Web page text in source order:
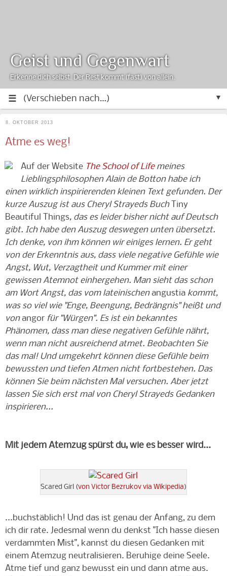
▼
Geist und Gegenwart
Erkenne dich selbst. Der Rest kommt (fast) von allein.
8. OKTOBER 2013
Atme es weg!
Auf der Website The School of Lifemeines
Lieblingsphilosophen Alain de Botton habe ich
einen wirklich inspirierenden kleinen Text gefunden. Der
kurze Auszug ist aus Cheryl Strayeds Buch
Tiny
Beautiful Things, das es leider bisher nicht auf Deutsch
gibt. Ich habe den Auszug deswegen unten übersetzt.
Ich denke, von ihm können wir einiges lernen. Er geht
von der Erkenntnis aus, dass viele negative Gefühle wie
Angst, Wut, Verzagtheit und Kummer mit einer
gewissen Atemnot einhergehen. Man sieht das schon
am Wort Angst, das vom lateinischen angustia kommt,
was so viel wie "Enge, Beengung, Bedrängnis" heißt und
von angor für "Würgen". Es ist ein bekanntes
Phänomen, dass man diese negativen Gefühle nährt,
wenn man nicht ausreichend atmet. Beobachten Sie
das mal! Und umgekehrt können diese Gefühle beim
bewussten und tiefen Atmen nicht fortbestehen. Das
können Sie beim nächsten Mal versuchen. Aber jetzt
lassen Sie sich erst mal von Cheryl Strayeds Gedanken
inspirieren...
Mit jedem Atemzug spürst du, wie es besser wird...
Scared Girl (von Victor Bezrukov via Wikipedia)
...buchstäblich! Und das ist genau der Anfang, zu dem
ich dir rate. Jedesmal wenn du denkst "Ich hasse diesen
verdammten Mist", kannst du diesen Gedanken mit
einem Atemzug neutralisieren. Beruhige deine Seele.
Atme tief und ganz bewusst ein und dann atme aus.